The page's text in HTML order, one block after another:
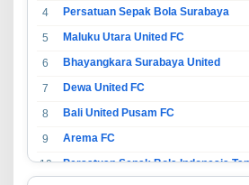
4
Persatuan Sepak Bola Surabaya
5
Maluku Utara United FC
6
Bhayangkara Surabaya United
7
Dewa United FC
8
Bali United Pusam FC
9
Arema FC
10